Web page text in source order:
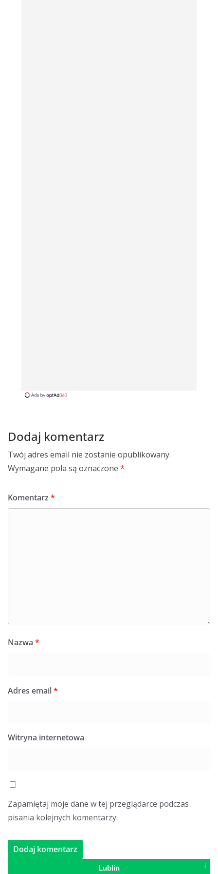
Dodaj komentarz
Twój adres email nie zostanie opublikowany.
Wymagane pola są oznaczone *
Komentarz *
Nazwa *
Adres email*
Witryna internetowa
Zapamiętaj moje dane w tej przeglądarce podczas
pisania kolejnych komentarzy.
Lublin